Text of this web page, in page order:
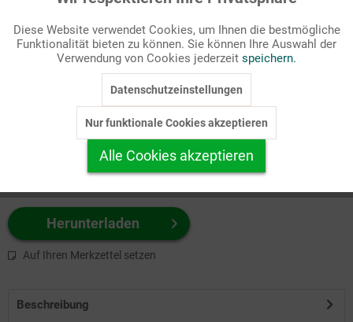
Passende Stichworte
Bibel, NT
zuerst Ihr Produktformat aus.
z.B. Farbe-Grafik, Schwarz-Weiß-Grafik, mit/ohne Text ...
Herunterladen
Auf Ihren Merkzettel setzen
Beschreibung
Marketing Inaktiv
Personalisierung Inaktiv
Service
Diese Website verwendet Cookies, um Ihnen die bestmögliche
Funktionalität bieten zu können. Sie können Ihre Auswahl der
Verwendung von Cookies jederzeit speichern.
Datenschutzeinstellungen
Nur funktionale Cookies akzeptieren
Alle Cookies akzeptieren